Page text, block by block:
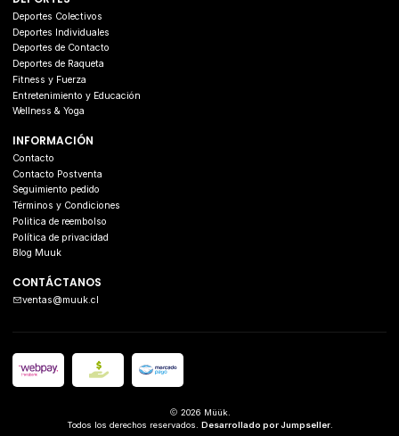
Deportes Colectivos
Deportes Individuales
Deportes de Contacto
Deportes de Raqueta
Fitness y Fuerza
Entretenimiento y Educación
Wellness & Yoga
INFORMACIÓN
Contacto
Contacto Postventa
Seguimiento pedido
Términos y Condiciones
Politica de reembolso
Política de privacidad
Blog Muuk
CONTÁCTANOS
ventas@muuk.cl
2026 Müük.
Todos los derechos reservados. Desarrollado por Jumpseller.